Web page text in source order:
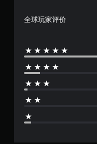
全球玩家评价